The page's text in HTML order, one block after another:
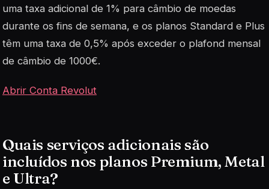
uma taxa adicional de 1% para câmbio de moedas
durante os fins de semana, e os planos Standard e Plus
têm uma taxa de 0,5% após exceder o plafond mensal
de câmbio de 1000€.
Abrir Conta Revolut
Quais serviços adicionais são
incluídos nos planos Premium, Metal
e Ultra?